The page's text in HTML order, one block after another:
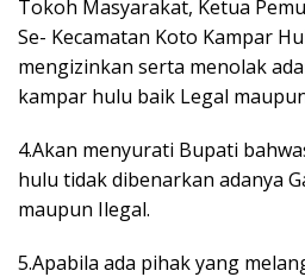
Tokoh Masyarakat, Ketua
Se- Kecamatan Koto Kampar
mengizinkan serta menolak
kampar hulu baik Legal
4.Akan menyurati Bupati
hulu tidak dibenarkan adanya
maupun Ilegal.
5.Apabila ada pihak yang